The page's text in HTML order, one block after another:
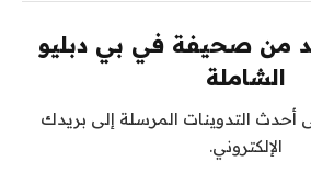
من صحيفة في بي دبليو
الشاملة
التدوينات المرسلة إلى بريدك
الإلكتروني.